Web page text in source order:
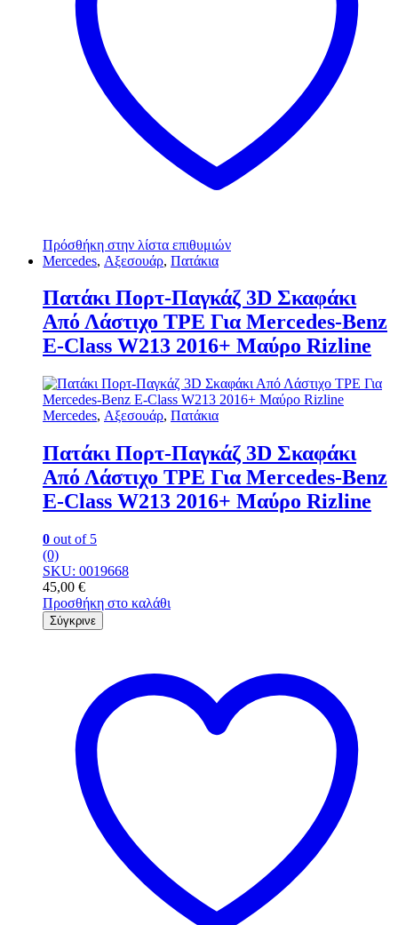
Πρόσθήκη στην λίστα επιθυμιών
Mercedes, Αξεσουάρ, Πατάκια
Πατάκι Πορτ-Παγκάζ 3D Σκαφάκι
Από Λάστιχο TPE Για Mercedes-Benz
E-Class W213 2016+ Μαύρο Rizline
Mercedes, Αξεσουάρ, Πατάκια
Πατάκι Πορτ-Παγκάζ 3D Σκαφάκι
Από Λάστιχο TPE Για Mercedes-Benz
E-Class W213 2016+ Μαύρο Rizline
0 out of 5
(0)
SKU: 0019668
45,00 €
Προσθήκη στο καλάθι
Σύγκρινε